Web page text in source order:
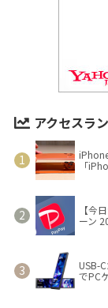
アクセスラ
「
【今
ーン
USB-
でPC